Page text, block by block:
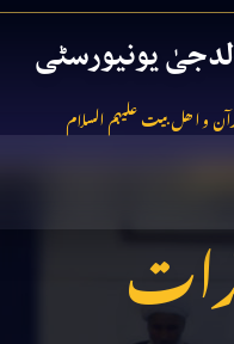
یونیورسٹی
و اھل بیت علیہم السلام